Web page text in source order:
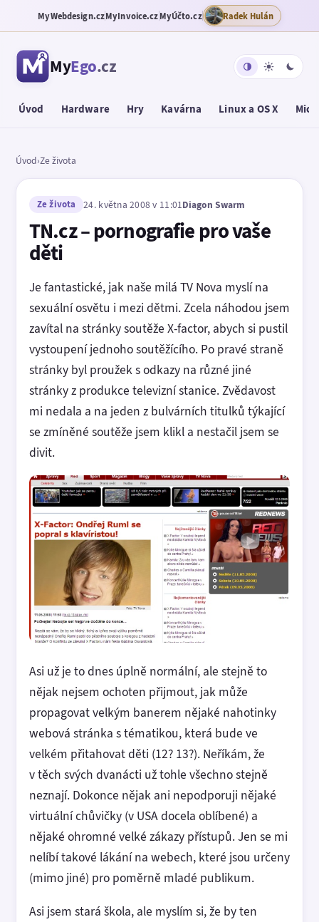
MyWebdesign.czMyInvoice.czMyÚčto.cz Radek Hulán
MyEgo.cz
Úvod Hardware Hry Kavárna Linux a OS X
Úvod›Ze života
Ze života 24. května 2008 v 11:01Diagon Swarm
TN.cz – pornografie pro vaše
děti
Je fantastické, jak naše milá TV Nova myslí na
sexuální osvětu i mezi dětmi. Zcela náhodou jsem
zavítal na stránky soutěže X-factor, abych si pustil
vystoupení jednoho soutěžícího. Po pravé straně
stránky byl proužek s odkazy na různé jiné
stránky z produkce televizní stanice. Zvědavost
mi nedala a na jeden z bulvárních titulků týkající
se zmíněné soutěže jsem klikl a nestačil jsem se
divit.
Asi už je to dnes úplně normální, ale stejně to
nějak nejsem ochoten přijmout, jak může
propagovat velkým banerem nějaké nahotinky
webová stránka s tématikou, která bude ve
velkém přitahovat děti (12? 13?). Neříkám, že
v těch svých dvanácti už tohle všechno stejně
neznají. Dokonce nějak ani nepodporuji nějaké
virtuální chůvičky (v USA docela oblíbené) a
nějaké ohromné velké zákazy přístupů. Jen se mi
nelíbí takové lákání na webech, které jsou určeny
(mimo jiné) pro poměrně mladé publikum.
Asi jsem stará škola, ale myslím si, že by ten